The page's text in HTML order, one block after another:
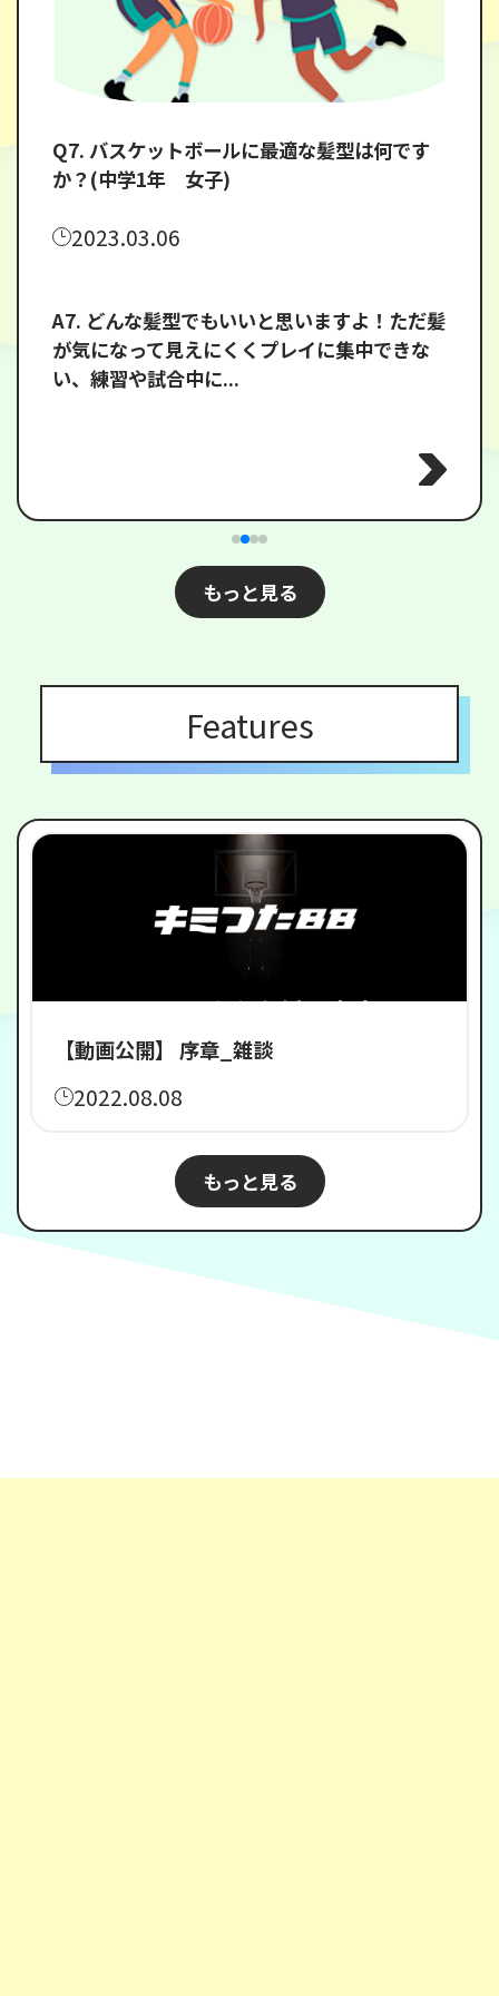
Q7. バスケットボールに最適な髪型は何です
か？(中学1年 女子)
2023.03.06
A7. どんな髪型でもいいと思いますよ！ただ髪
が気になって見えにくくプレイに集中できな
い、練習や試合中に...
もっと見る
Features
【動画公開】 序章_雑談
2022.08.08
もっと見る